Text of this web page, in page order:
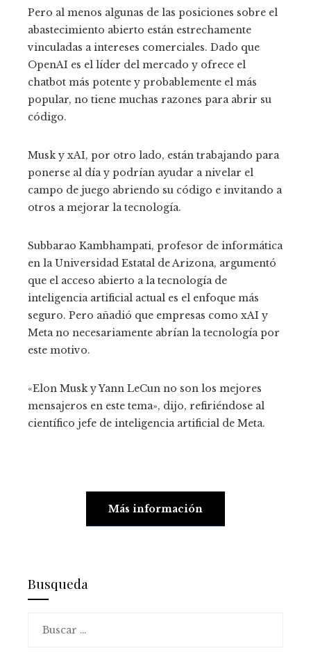
Pero al menos algunas de las posiciones sobre el
abastecimiento abierto están estrechamente
vinculadas a intereses comerciales. Dado que
OpenAI es el líder del mercado y ofrece el
chatbot más potente y probablemente el más
popular, no tiene muchas razones para abrir su
código.
Musk y xAI, por otro lado, están trabajando para
ponerse al día y podrían ayudar a nivelar el
campo de juego abriendo su código e invitando a
otros a mejorar la tecnología.
Subbarao Kambhampati, profesor de informática
en la Universidad Estatal de Arizona, argumentó
que el acceso abierto a la tecnología de
inteligencia artificial actual es el enfoque más
seguro. Pero añadió que empresas como xAI y
Meta no necesariamente abrían la tecnología por
este motivo.
«Elon Musk y Yann LeCun no son los mejores
mensajeros en este tema», dijo, refiriéndose al
científico jefe de inteligencia artificial de Meta.
Más información
Busqueda